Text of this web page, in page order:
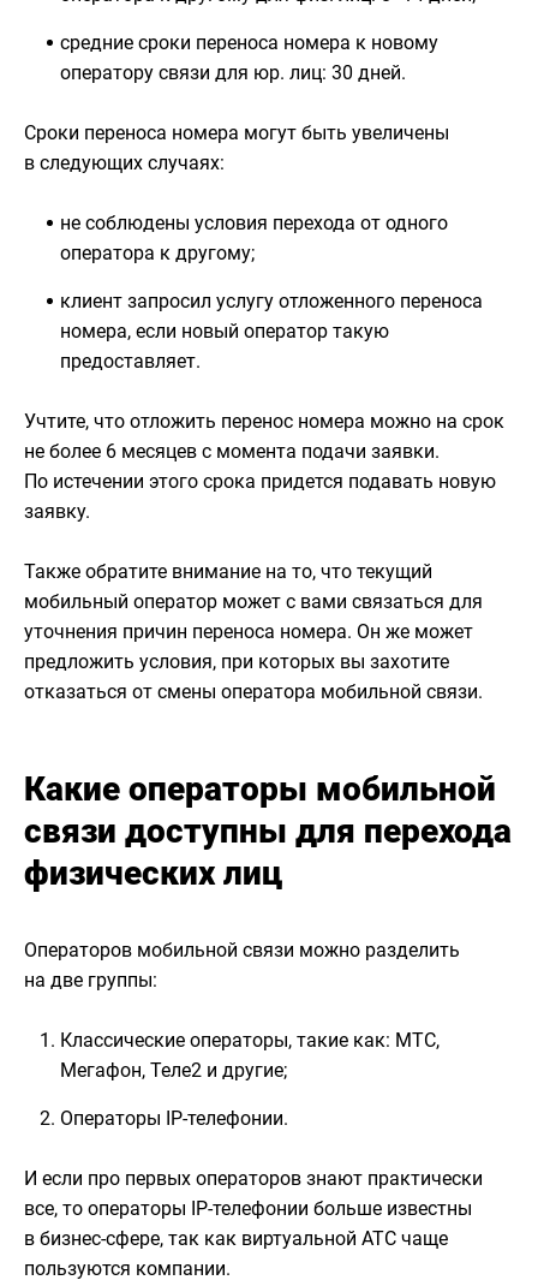
средние сроки переноса номера к новому
оператору связи для юр. лиц: 30 дней.
Сроки переноса номера могут быть увеличены
в следующих случаях:
не соблюдены условия перехода от одного
оператора к другому;
клиент запросил услугу отложенного переноса
номера, если новый оператор такую
предоставляет.
Учтите, что отложить перенос номера можно на срок
не более 6 месяцев с момента подачи заявки.
По истечении этого срока придется подавать новую
заявку.
Также обратите внимание на то, что текущий
мобильный оператор может с вами связаться для
уточнения причин переноса номера. Он же может
предложить условия, при которых вы захотите
отказаться от смены оператора мобильной связи.
Какие операторы мобильной
связи доступны для перехода
физических лиц
Операторов мобильной связи можно разделить
на две группы:
Классические операторы, такие как: МТС,
Мегафон, Теле2 и другие;
Операторы IP-телефонии.
И если про первых операторов знают практически
все, то операторы IP-телефонии больше известны
в бизнес-сфере, так как виртуальной АТС чаще
пользуются компании.